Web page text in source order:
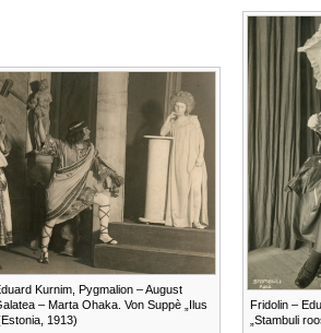
Kurnim, Pygmalion – August
– Marta Ohaka. Von Suppè „Ilus
1913)
Fridolin –
„Stambuli